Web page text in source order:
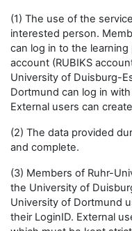
(1) The use of the
interested person.
can log in to the
account (RUBIKS
University of Duisburg-
Dortmund can log in
External users can
(2) The data provided
and complete.
(3) Members of Ruhr-
the University of
University of Dortmund
their LoginID. External